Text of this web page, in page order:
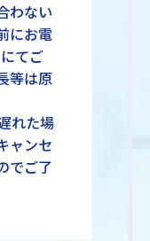
わない
にお電
てご
等は原
れた場
ャンセ
でご了